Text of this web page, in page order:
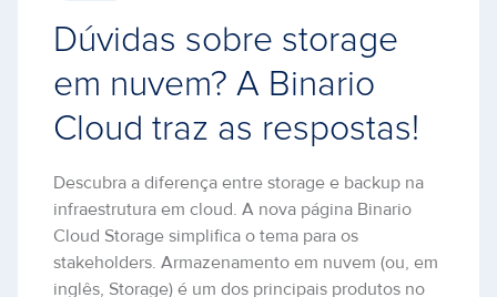
Dúvidas sobre storage
em nuvem? A Binario
Cloud traz as respostas!
Descubra a diferença entre storage e backup na
infraestrutura em cloud. A nova página Binario
Cloud Storage simplifica o tema para os
stakeholders. Armazenamento em nuvem (ou, em
inglês, Storage) é um dos principais produtos no